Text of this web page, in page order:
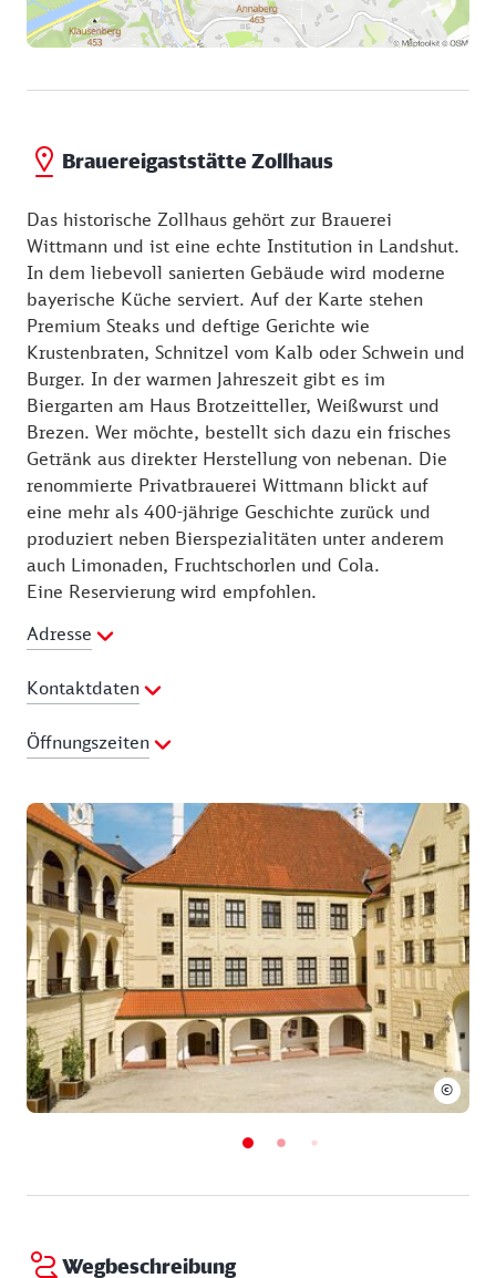
Brauereigaststätte Zollhaus
Das historische Zollhaus gehört zur Brauerei
Wittmann und ist eine echte Institution in Landshut.
In dem liebevoll sanierten Gebäude wird moderne
bayerische Küche serviert. Auf der Karte stehen
Premium Steaks und deftige Gerichte wie
Krustenbraten, Schnitzel vom Kalb oder Schwein und
Burger. In der warmen Jahreszeit gibt es im
Biergarten am Haus Brotzeitteller, Weißwurst und
Brezen. Wer möchte, bestellt sich dazu ein frisches
Getränk aus direkter Herstellung von nebenan. Die
renommierte Privatbrauerei Wittmann blickt auf
eine mehr als 400-jährige Geschichte zurück und
produziert neben Bierspezialitäten unter anderem
auch Limonaden, Fruchtschorlen und Cola.
Eine Reservierung wird empfohlen.
Adresse
Kontaktdaten
Telefon:0871 27552263
E-Mail Adresse:
Öffnungszeiten
Mittwoch:11:00 - 22:00 Uhr
Donnerstag: 11:00 - 22:00 Uhr
Freitag: 11:00 - 22:00 Uhr
Sonntag:10:00 - 22:00 Uhr
Samstag:10:00 - 22:00 Uhr
©
Wegbeschreibung